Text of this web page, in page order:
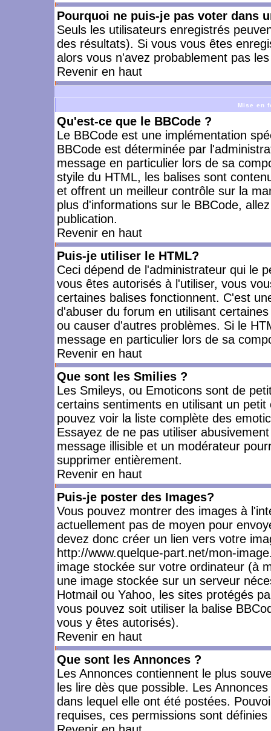
Pourquoi ne puis-je pas voter dans
Seuls les utilisateurs enregistrés
des résultats). Si vous vous êtes
alors vous n'avez probablement pas
Revenir en haut
Mise en
Qu'est-ce que le BBCode ?
Le BBCode est une implémentation
BBCode est déterminée par
message en particulier lors de sa
styile du HTML, les balises sont
et offrent un meilleur contrôle sur la
plus d'informations sur le BBCode,
publication.
Revenir en haut
Puis-je utiliser le HTML?
Ceci dépend de l'administrateur qui le
vous êtes autorisés à l'utiliser, vous
certaines balises fonctionnent. C'est
d'abuser du forum en utilisant
ou causer d'autres problèmes. Si le
message en particulier lors de sa
Revenir en haut
Que sont les Smilies ?
Les Smileys, ou Emoticons sont de
certains sentiments en utilisant un
pouvez voir la liste complète des
Essayez de ne pas utiliser
message illisible et un modérateur
supprimer entièrement.
Revenir en haut
Puis-je poster des Images?
Vous pouvez montrer des images à
actuellement pas de moyen pour
devez donc créer un lien vers votre
http://www.quelque-part.net/mon-
image stockée sur votre ordinateur (à
une image stockée sur un serveur
Hotmail ou Yahoo, les sites protégés
vous pouvez soit utiliser la balise
vous y êtes autorisés).
Revenir en haut
Que sont les Annonces ?
Les Annonces contiennent le plus
les lire dès que possible. Les
dans lequel elle ont été postées.
requises, ces permissions sont